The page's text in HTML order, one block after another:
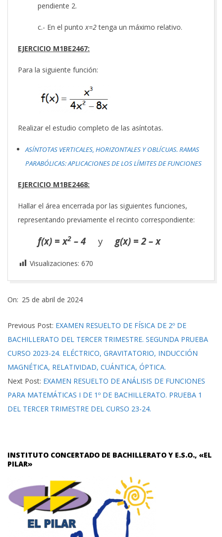
pendiente 2.
c.- En el punto x=2tenga un máximo relativo.
EJERCICIO M1BE2467:
Para la siguiente función:
Realizar el estudio completo de las asíntotas.
ASÍNTOTAS VERTICALES, HORIZONTALES Y OBLÍCUAS. RAMAS
PARABÓLICAS: APLICACIONES DE LOS LÍMITES DE FUNCIONES
EJERCICIO M1BE2468:
Hallar el área encerrada por las siguientes funciones,
representando previamente el recinto correspondiente:
f(x) = x2 – 4 y g(x) = 2 – x
Visualizaciones: 670
04-
On: 25 de abril de 2024
Previous Post: EXAMEN RESUELTO DE FÍSICA DE 2º DE
BACHILLERATO DEL TERCER TRIMESTRE. SEGUNDA PRUEBA
CURSO 2023-24. ELÉCTRICO, GRAVITATORIO, INDUCCIÓN
MAGNÉTICA, RELATIVIDAD, CUÁNTICA, ÓPTICA.
Next Post: EXAMEN RESUELTO DE ANÁLISIS DE FUNCIONES
PARA MATEMÁTICAS I DE 1º DE BACHILLERATO. PRUEBA 1
DEL TERCER TRIMESTRE DEL CURSO 23-24.
INSTITUTO CONCERTADO DE BACHILLERATO Y E.S.O., «EL
PILAR»